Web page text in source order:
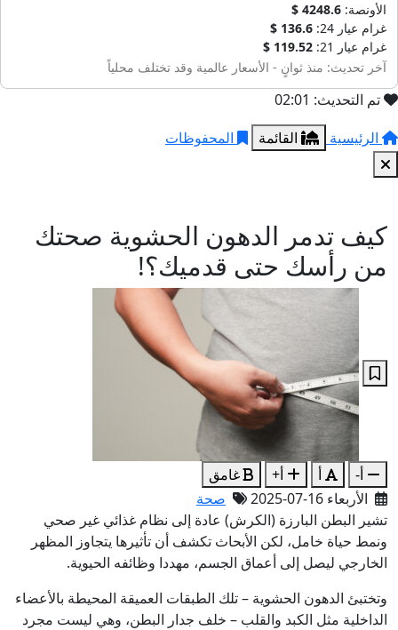
الأونصة: 4248.6 $
غرام عيار 24:
136.6 $
غرام عيار 21:
119.52 $
آخر تحديث: منذ ثوانٍ - الأسعار عالمية وقد تختلف محلياً
تم التحديث: 02:01
الرئيسية
القائمة المحفوظات
كيف تدمر الدهون الحشوية صحتك
من رأسك حتى قدميك؟!
أ- أ أ+
غامق
الأربعاء 16-07-2025
صحة
تشير البطن البارزة (الكرش) عادة إلى نظام غذائي غير صحي
ونمط حياة خامل، لكن الأبحاث تكشف أن تأثيرها يتجاوز المظهر
الخارجي ليصل إلى أعماق الجسم، مهددا وظائفه الحيوية.
وتختبئ الدهون الحشوية – تلك الطبقات العميقة المحيطة بالأعضاء
الداخلية مثل الكبد والقلب – خلف جدار البطن، وهي ليست مجرد